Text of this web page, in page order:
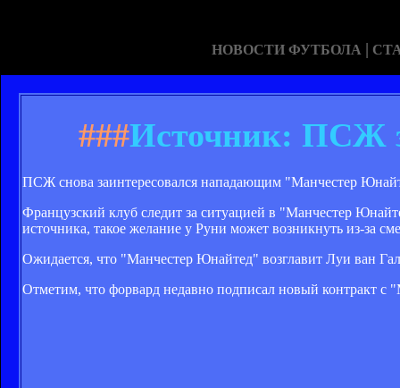
НОВОСТИ ФУТБОЛА |
###Источник: ПСЖ
ПСЖ снова заинтересовался нападающим "Манчестер
Французский клуб следит за ситуацией в "Манчестер
источника, такое желание у Руни может возникнуть из-за
Ожидается, что "Манчестер Юнайтед" возглавит Луи ван
Отметим, что форвард недавно подписал новый контракт